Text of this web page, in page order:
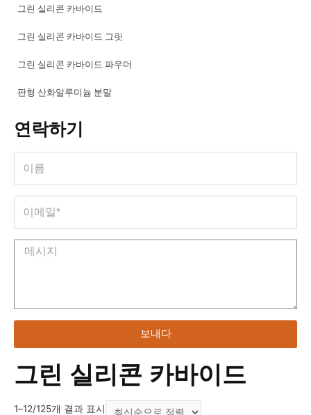
그린 실리콘 카바이드
그린 실리콘 카바이드 그릿
그린 실리콘 카바이드 파우더
판형 산화알루미늄 분말
연락하기
보내다
그린 실리콘 카바이드
1–12/125개 결과 표시